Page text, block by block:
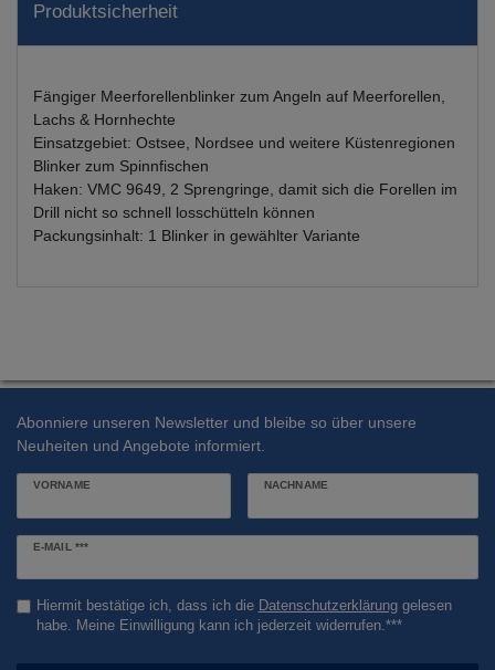
Produktsicherheit
Fängiger Meerforellenblinker zum Angeln auf Meerforellen,
Lachs & Hornhechte
Einsatzgebiet: Ostsee, Nordsee und weitere Küstenregionen
Blinker zum Spinnfischen
Haken: VMC 9649, 2 Sprengringe, damit sich die Forellen im
Drill nicht so schnell losschütteln können
Packungsinhalt: 1 Blinker in gewählter Variante
Abonniere unseren Newsletter und bleibe so über unsere
Neuheiten und Angebote informiert.
VORNAME NACHNAME
E-MAIL ***
Newsletter
Hiermit bestätige ich, dass ich die Daten­schutz­erklärunggelesen
habe. Meine Einwilligung kann ich jederzeit widerrufen.***